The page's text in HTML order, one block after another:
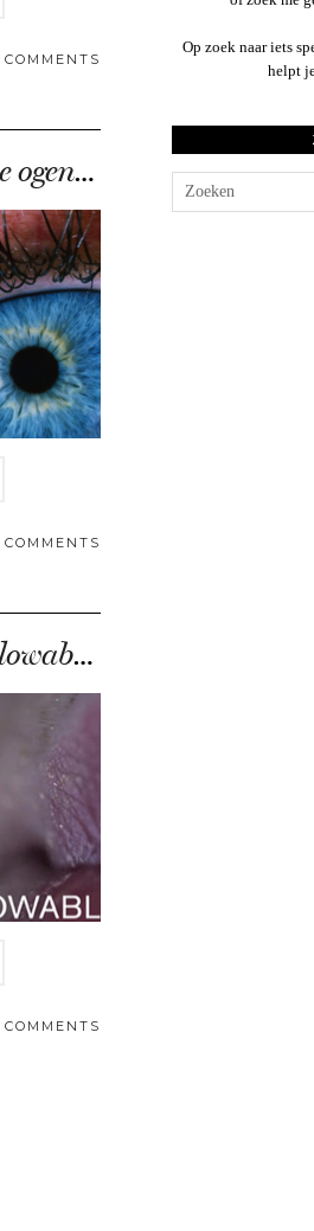
COMMENTS
Bizarre Beauty: blauwe ogen op bestelling
COMMENTS
Bizarre Beauty – Swallowable Perfume
COMMENTS
Op zoek naar iets
helpt